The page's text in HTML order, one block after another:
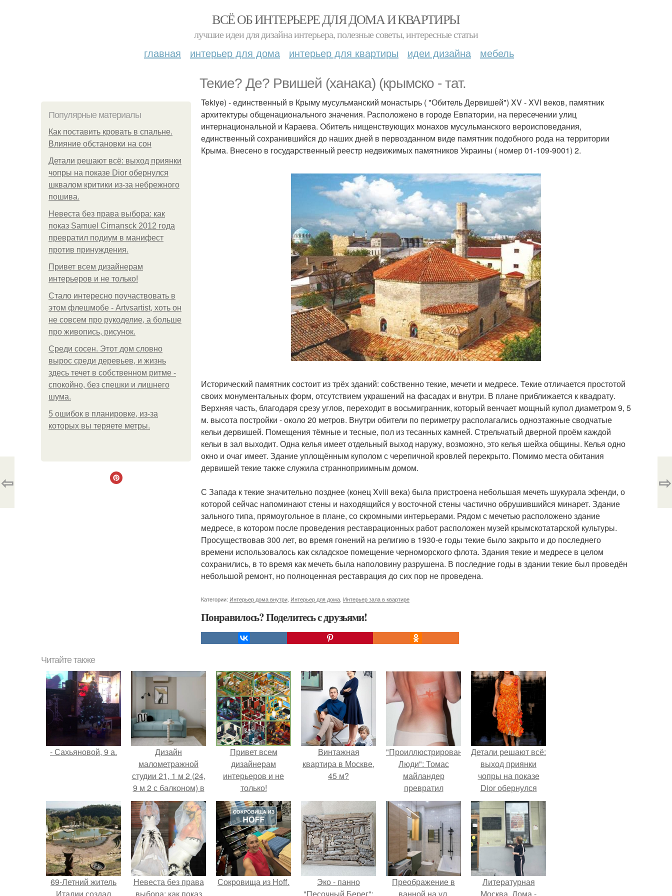
ВСЁ ОБ ИНТЕРЬЕРЕ ДЛЯ ДОМА И КВАРТИРЫ
лучшие идеи для дизайна интерьера, полезные советы, интересные статьи
главная интерьер для дома интерьер для квартиры идеи дизайна мебель
Текие? Де? Рвишей (ханака) (крымско - тат.
Популярные материалы
Как поставить кровать в спальне.
Влияние обстановки на сон
Детали решают всё: выход приянки
чопры на показе Dior обернулся
шквалом критики из-за небрежного
пошива.
Невеста без права выбора: как
показ Samuel Cirnansck 2012 года
превратил подиум в манифест
против принуждения.
Привет всем дизайнерам
интерьеров и не только!
Стало интересно поучаствовать в
этом флешмобе - Artvsartist, хоть он
не совсем про рукоделие, а больше
про живопись, рисунок.
Среди сосен. Этот дом словно
вырос среди деревьев, и жизнь
здесь течет в собственном ритме -
спокойно, без спешки и лишнего
шума.
5 ошибок в планировке, из-за
которых вы теряете метры.
Tekiye) - единственный в Крыму мусульманский монастырь ( "Обитель Дервишей") XV - XVI веков, памятник
архитектуры общенационального значения. Расположено в городе Евпатории, на пересечении улиц
интернациональной и Караева. Обитель нищенствующих монахов мусульманского вероисповедания,
единственный сохранившийся до наших дней в первозданном виде памятник подобного рода на территории
Крыма. Внесено в государственный реестр недвижимых памятников Украины ( номер 01-109-9001) 2.
Исторический памятник состоит из трёх зданий: собственно текие, мечети и медресе. Текие отличается простотой
своих монументальных форм, отсутствием украшений на фасадах и внутри. В плане приближается к квадрату.
Верхняя часть, благодаря срезу углов, переходит в восьмигранник, который венчает мощный купол диаметром 9, 5
м. высота постройки - около 20 метров. Внутри обители по периметру располагались одноэтажные сводчатые
кельи дервишей. Помещения тёмные и тесные, пол из тесанных камней. Стрельчатый дверной проём каждой
кельи в зал выходит. Одна келья имеет отдельный выход наружу, возможно, это келья шейха общины. Келья одно
окно и очаг имеет. Здание уплощённым куполом с черепичной кровлей перекрыто. Помимо места обитания
дервишей текие также служила странноприимным домом.
С Запада к текие значительно позднее (конец Xviii века) была пристроена небольшая мечеть шукурала эфенди, о
которой сейчас напоминают стены и находящийся у восточной стены частично обрушившийся минарет. Здание
зального типа, прямоугольное в плане, со скромными интерьерами. Рядом с мечетью расположено здание
медресе, в котором после проведения реставрационных работ расположен музей крымскотатарской культуры.
Просуществовав 300 лет, во время гонений на религию в 1930-е годы текие было закрыто и до последнего
времени использовалось как складское помещение черноморского флота. Здания текие и медресе в целом
сохранились, в то время как мечеть была наполовину разрушена. В последние годы в здании текие был проведён
небольшой ремонт, но полноценная реставрация до сих пор не проведена.
Категории: Интерьер дома внутри Интерьер для дома Интерьер зала в квартире
Понравилось? Поделитесь с друзьями!
⇦ ⇨
Читайте также
- Сахьяновой, 9 а.
Дизайн
малометражной
студии 21, 1 м 2 (24,
9 м 2 с балконом) в
Краснодаре.
Привет всем
дизайнерам
интерьеров и не
только!
Винтажная
квартира в Москве,
45 м?
"Проиллюстрированные
Люди": Томас
майландер
превратил
солнечные ожоги в
арт - объект.
Детали решают всё:
выход приянки
чопры на показе
Dior обернулся
шквалом критики
из-за небрежного
пошива.
69-Летний житель
Невеста без права
Сокровища из Hoff.
Эко - панно
Преображение в
Литературная